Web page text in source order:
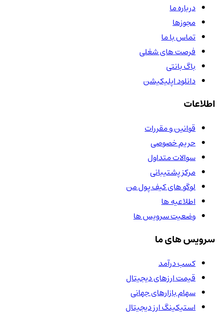
درباره ما
مجوزها
تماس با ما
فرصت های شغلی
باگ بانتی
دانلود اپلیکیشن
اطلاعات
قوانین و مقررات
حریم خصوصی
سوالات متداول
مرکز پشتیبانی
لوگو های کیف پول من
اطلاعیه ها
وضعیت سرویس ها
سرویس های ما
کسب درآمد
قیمت ارزهای دیجیتال
سهام بازارهای جهانی
استیکینگ ارز دیجیتال